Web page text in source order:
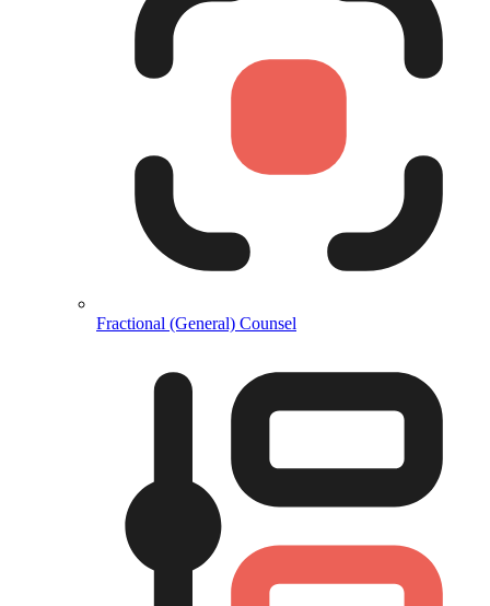
Fractional (General) Counsel